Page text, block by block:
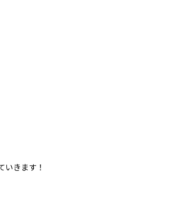
きます！